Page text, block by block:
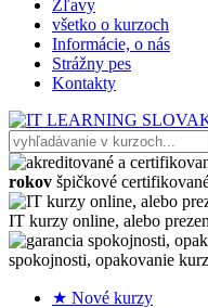
Zľavy
všetko o kurzoch
Informácie, o nás
Strážny pes
Kontakty
rokov špičkové
IT kurzy online, alebo
spokojnosti, opakovanie
★ Nové kurzy